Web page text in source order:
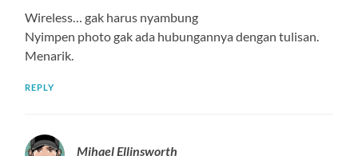
Wireless… gak harus nyambung
Nyimpen photo gak ada hubungannya dengan tulisan.
Menarik.
REPLY
Mihael Ellinsworth